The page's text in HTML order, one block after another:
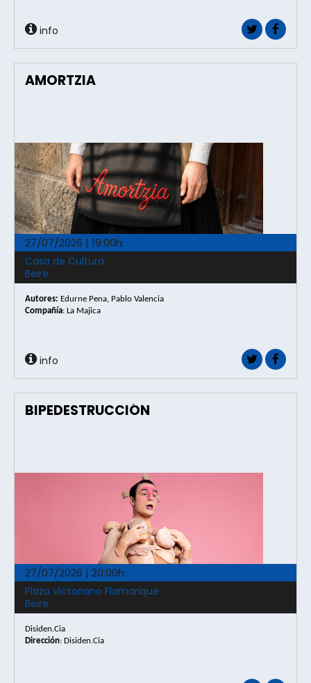
info
AMORTZIA
27/07/2026 | 19:00h.
Casa de Cultura
Beire
Autores: Edurne Pena, Pablo Valencia
Compañía: La Majica
info
BIPEDESTRUCCIÓN
27/07/2026 | 20:00h.
Plaza Victoriano Flamarique
Beire
Disiden.Cia
Dirección: Disiden.Cia